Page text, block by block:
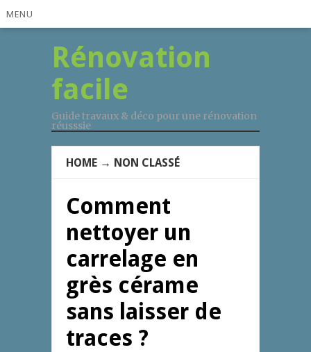
MENU
Rénovation
facile
Guide travaux & déco pour une rénovation
réusssie
HOME → NON CLASSÉ
Comment
nettoyer un
carrelage en
grès cérame
sans laisser de
traces ?